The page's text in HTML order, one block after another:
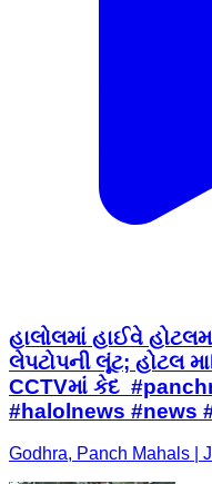
હાલોલમાં હાઈવે
લેપટોપની લૂંટ; હોટલ
CCTVમાં કેદ
#halolnews #news
Godhra, Panch Mahals |